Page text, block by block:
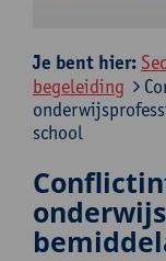
Je bent hier:
begeleiding
school